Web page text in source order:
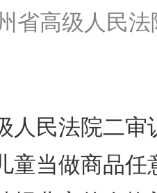
省高级人民法
民法院二审
童当做商品任